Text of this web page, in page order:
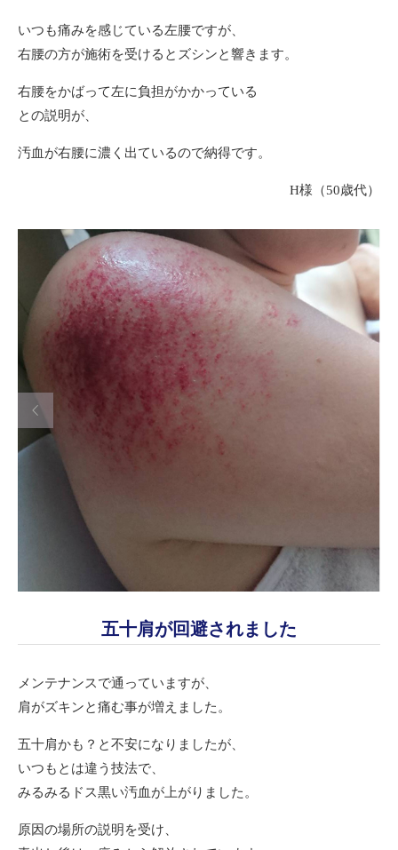
いつも痛みを感じている左腰ですが、
右腰の方が施術を受けるとズシンと響きます。
右腰をかばって左に負担がかかっている
との説明が、
汚血が右腰に濃く出ているので納得です。
H様（50歳代）

五十肩が回避されました
メンテナンスで通っていますが、
肩がズキンと痛む事が増えました。
五十肩かも？と不安になりましたが、
いつもとは違う技法で、
みるみるドス黒い汚血が上がりました。
原因の場所の説明を受け、